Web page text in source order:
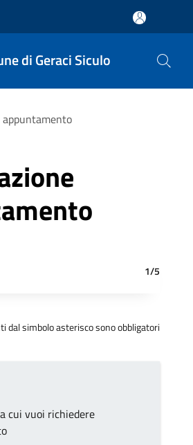
di Geraci Siculo
1/5
dal simbolo asterisco sono obbligatori
cui vuoi richiedere